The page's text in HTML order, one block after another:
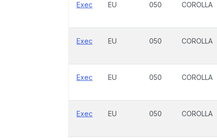
Exec EU 050 COROLLA
Exec EU 050 COROLLA
Exec EU 050 COROLLA
Exec EU 050 COROLLA